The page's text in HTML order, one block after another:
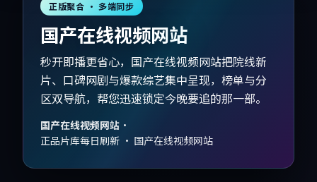
正版聚合 · 多端同步
国产在线视频网站
秒开即播更省心，国产在线视频网站把院线新
片、口碑网剧与爆款综艺集中呈现，榜单与分
区双导航，帮您迅速锁定今晚要追的那一部。
国产在线视频网站 ·
正品片库每日刷新 · 国产在线视频网站